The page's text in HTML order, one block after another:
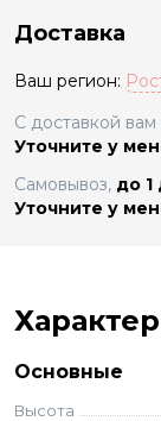
Доставка
Ваш регион:
С доставкой
Уточните у
Самовывоз, до 1
Уточните у
Основные
Высота